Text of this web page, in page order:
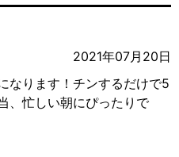
2021年07月20日
なります！チンするだけで5
、忙しい朝にぴったりで